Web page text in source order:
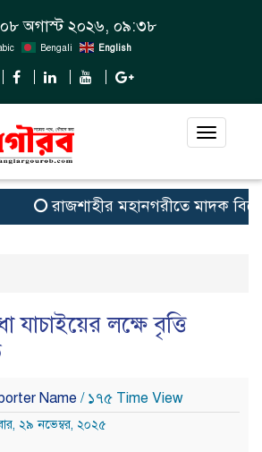
০৮ অগাস্ট ২০২৬, ০৯:৩৮
Bengali English
Toggle
রাজশাহীর মহানগরীতে মাদক
যাচাইয়ের লক্ষে বৃত্তি
Name / ১৭৫ Time View
২৯ নভেম্বর, ২০২৫